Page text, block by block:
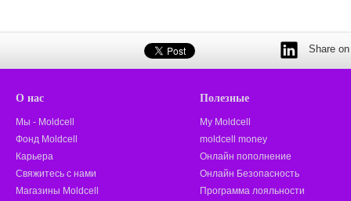
Share
О нас
Мы - Moldcell
Фонд Moldcell
Карьера
Свяжитесь с нами
Магазины Moldcell
Полезные
My Moldcell
moldcell money
Онлайн пополнение
Онлайн Безопасность
Программа лояльности